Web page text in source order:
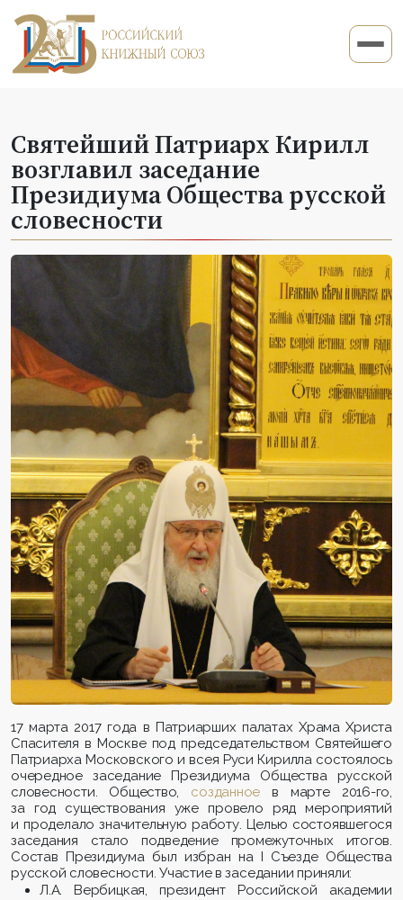
Святейший Патриарх Кирилл
возглавил заседание
Президиума Общества русской
словесности
17 марта 2017 года в Патриарших палатах Храма Христа
Спасителя в Москве под председательством Святейшего
Патриарха Московского и всея Руси Кирилла состоялось
очередное заседание Президиума Общества русской
словесности. Общество, созданное в марте 2016-го,
за год существования уже провело ряд мероприятий
и проделало значительную работу. Целью состоявшегося
заседания стало подведение промежуточных итогов.
Состав Президиума был избран на I Съезде Общества
русской словесности. Участие в заседании приняли:
Л.А. Вербицкая, президент Российской академии